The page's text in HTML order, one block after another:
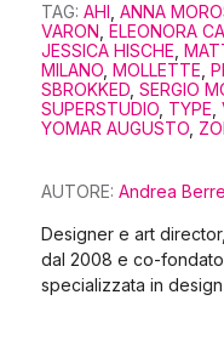
TAG: AHI ANNA
VARON ELEONORA
JESSICA HISCHE
MILANO MOLLETTE
SBROKKED SERGIO
SUPERSTUDIO TYPE
YOMAR AUGUSTO
AUTORE: Andrea
Designer e art
dal 2008 e co-
specializzata in